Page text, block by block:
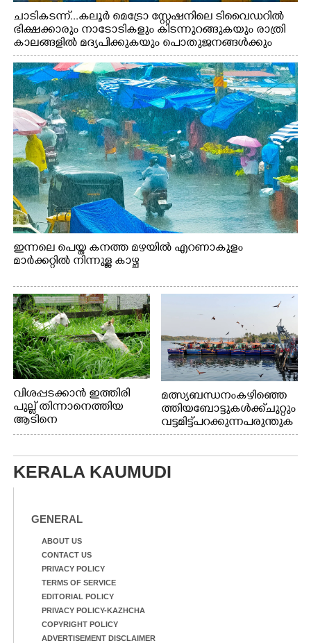
ചാടികടന്ന്...കലൂർ മെട്രോ സ്റ്റേഷനിലെ ടിവൈഡറിൽ
ഭിക്ഷക്കാരും നാടോടികളും കിടന്നുറങ്ങുകയും രാത്രി
കാലങ്ങളിൽ മദ്യപിക്കുകയും പൊതുജനങ്ങൾക്കും
വാഹനത്തിൽ പോകുന്നവർക്കും ബുദ്ധിമുട്ട് ഉണ്ടായ
സാഹചര്യത്തിൽ അധികാരികൾ കമ്പി കൊണ്ട് മറച്ച
വേലി ചാടികടക്കുന്ന നാടോടി സ്ത്രീ
ഇന്നലെ പെയ്ത കനത്ത മഴയിൽ എറണാകുളം
മാർക്കറ്റിൽ നിന്നുള്ള കാഴ്ച
വിശപ്പടക്കാൻ ഇത്തിരി
പുല്ല് തിന്നാനെത്തിയ
ആടിനെ
ആക്രമിക്കാനൊരുങ്ങുന്ന
എറണാകുളം
വാത്തുരുത്തിയിൽ
നിന്നുള്ള കാഴ്ച
മത്സ്യബന്ധനം കഴിഞ്ഞെ
ത്തിയ ബോട്ടുകൾക്ക് ചുറ്റും
വട്ടമിട്ട് പറക്കുന്ന പരുന്തുക
ൾ. എറണാകുളം കാളമുക്ക്
KERALA KAUMUDI
GENERAL
ABOUT US
CONTACT US
PRIVACY POLICY
TERMS OF SERVICE
EDITORIAL POLICY
PRIVACY POLICY-KAZHCHA
COPYRIGHT POLICY
ADVERTISEMENT DISCLAIMER